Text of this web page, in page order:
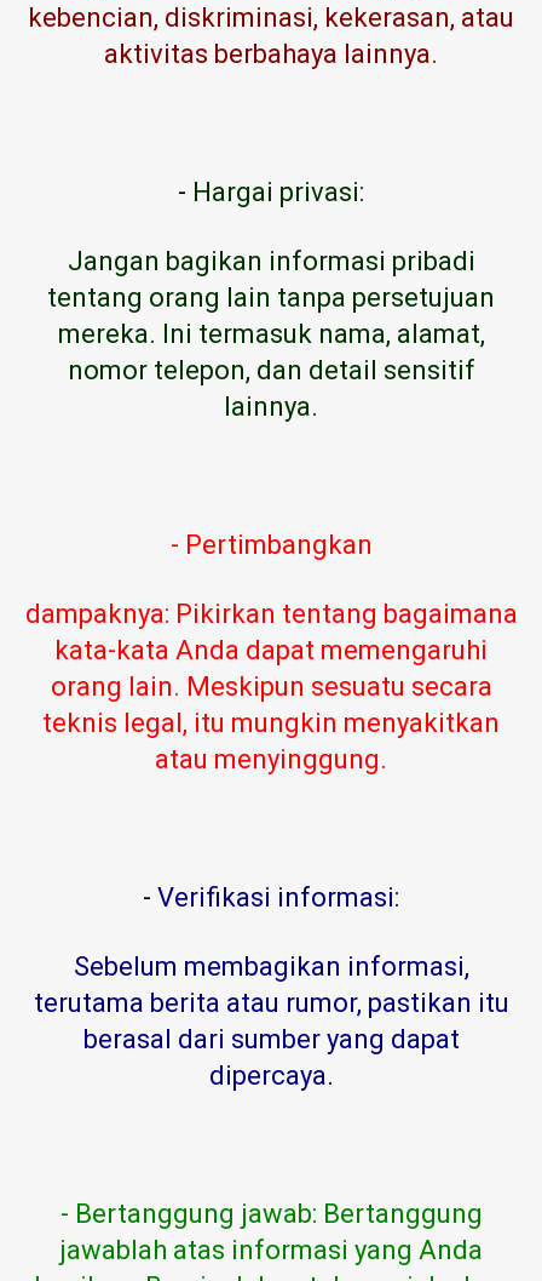
kebencian, diskriminasi, kekerasan, atau
aktivitas berbahaya lainnya.
- Hargai privasi:
Jangan bagikan informasi pribadi
tentang orang lain tanpa persetujuan
mereka. Ini termasuk nama, alamat,
nomor telepon, dan detail sensitif
lainnya.
- Pertimbangkan
dampaknya: Pikirkan tentang bagaimana
kata-kata Anda dapat memengaruhi
orang lain. Meskipun sesuatu secara
teknis legal, itu mungkin menyakitkan
atau menyinggung.
- Verifikasi informasi:
Sebelum membagikan informasi,
terutama berita atau rumor, pastikan itu
berasal dari sumber yang dapat
dipercaya.
- Bertanggung jawab: Bertanggung
jawablah atas informasi yang Anda